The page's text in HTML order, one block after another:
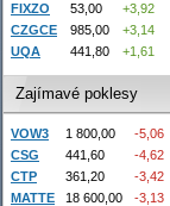
FIXZO
53,00
+3,92
CZGCE
985,00
+3,14
UQA
441,80 +1,61
Zajímavé poklesy
VOW3 1 800,00
-5,06
CSG
441,60
-4,62
CTP
361,20
-3,42
MATTE
18 600,00
-3,13